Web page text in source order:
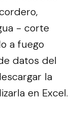
- corte
a fuego
datos del
la
en Excel.